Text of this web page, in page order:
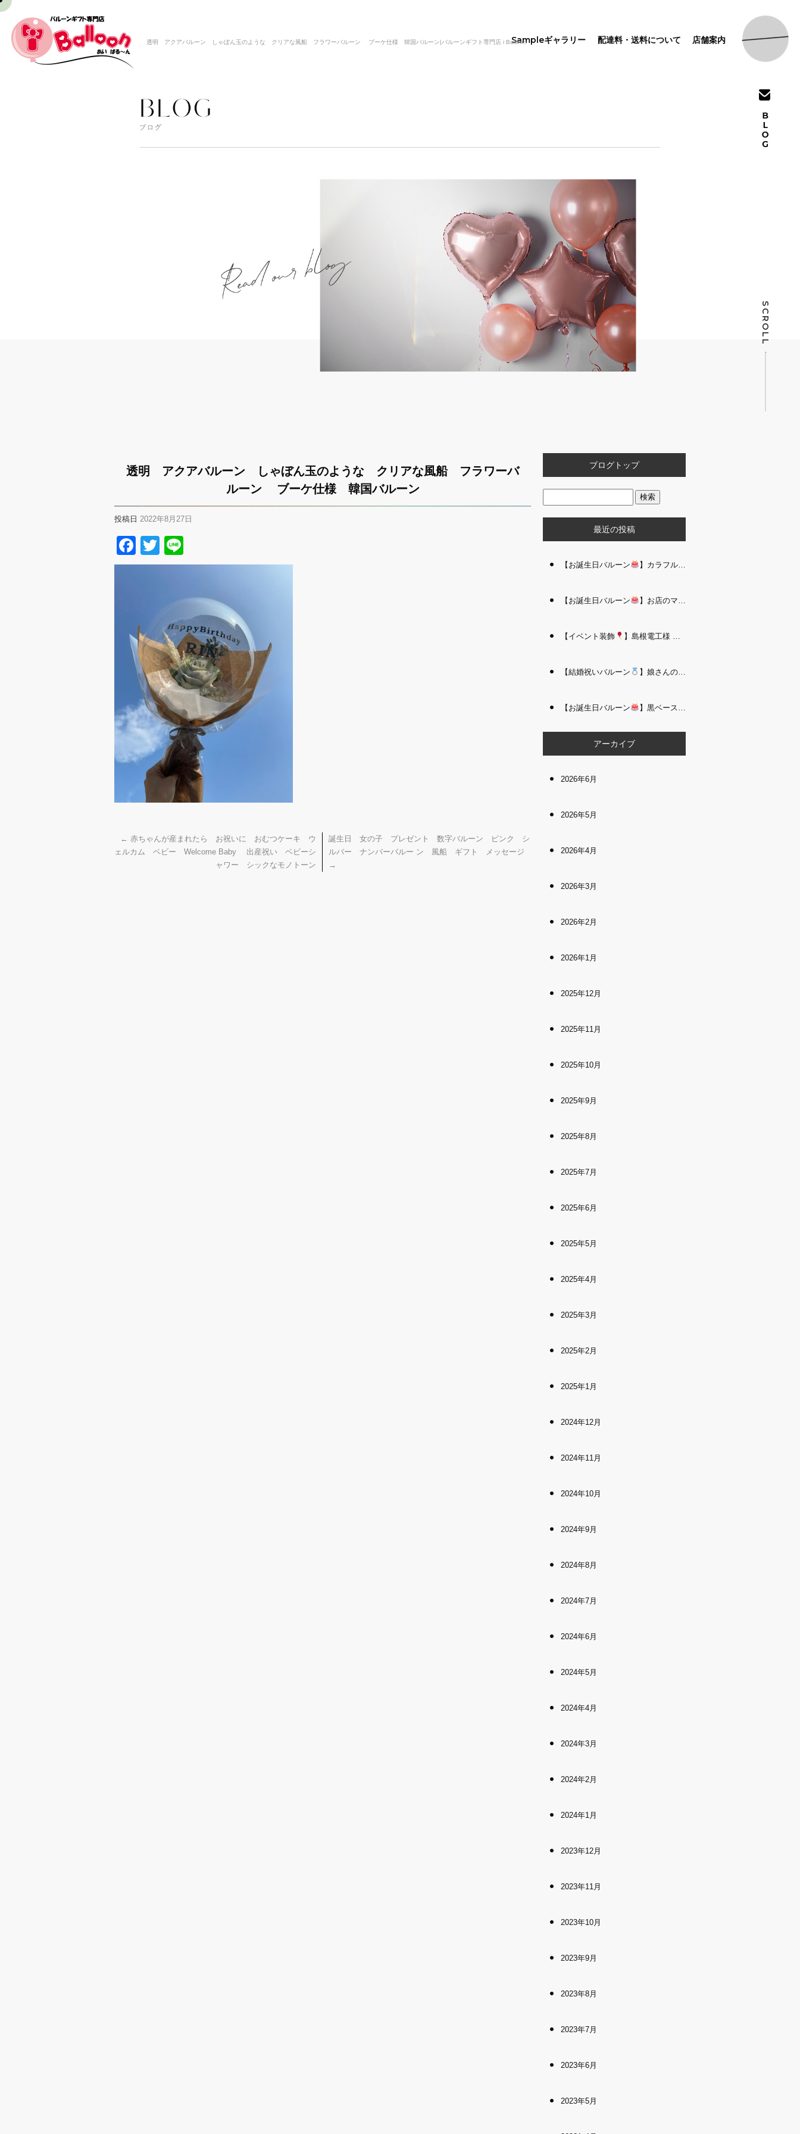
透明 アクアバルーン しゃぼん玉のような クリアな風船 フラワーバルーン ブーケ仕様 韓国バルーン|バルーンギフト専門店 i BalloonSampleギャラリー 配達料・送料について 店舗案内
SCROLL
透明 アクアバルーン しゃぼん玉のような クリアな風船 フラワーバ
ルーン ブーケ仕様 韓国バルーン
投稿日 2022年8月27日
Facebook
Twitter
← 赤ちゃんが産まれたら お祝いに おむつケーキ ウ
ェルカム ベビー Welcome Baby 出産祝い ベビーシ
ャワー シックなモノトーン
誕生日 女の子 プレゼント 数字バルーン ピンク シ
ルバー ナンバーバルー ン 風船 ギフト メッセージ
→
ブログトップ
最近の投稿
【お誕生日バルーン 】カラフルで存在感たっぷりのバルーンタワー｜松江 i Balloo n
【お誕生日バルーン 】お店のママさんへの華やかなお祝いに｜シャンパン付き豪 華バルーンアレンジメント｜松江 i Balloon
【イベント装飾 】島根電工様 お客様感謝祭｜入口アーチ＆キッズコーナー装飾 を担当しました｜松江 i Balloon
【結婚祝いバルーン 】娘さんのご結婚祝いに｜ウェディングベアとフラワーイン バルーンが華やかなバルーンアレンジメント｜松江 i Balloon
【お誕生日バルーン 】黒ベース×ヒョウ柄がおしゃれ
アーカイブ
2026年6月
2026年5月
2026年4月
2026年3月
2026年2月
2026年1月
2025年12月
2025年11月
2025年10月
2025年9月
2025年8月
2025年7月
2025年6月
2025年5月
2025年4月
2025年3月
2025年2月
2025年1月
2024年12月
2024年11月
2024年10月
2024年9月
2024年8月
2024年7月
2024年6月
2024年5月
2024年4月
2024年3月
2024年2月
2024年1月
2023年12月
2023年11月
2023年10月
2023年9月
2023年8月
2023年7月
2023年6月
2023年5月